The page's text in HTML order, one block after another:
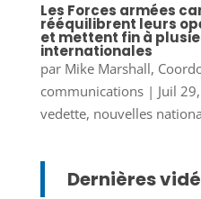
Les Forces armées
rééquilibrent leurs
et mettent fin à
internationales
par Mike Marshall,
communications| Juil
vedette, nouvelles
Dernières